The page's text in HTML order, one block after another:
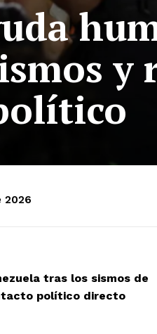
y
2026
tras los sismos de
político directo